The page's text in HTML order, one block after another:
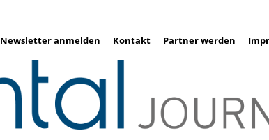
Newsletter anmelden Kontakt Partner werden